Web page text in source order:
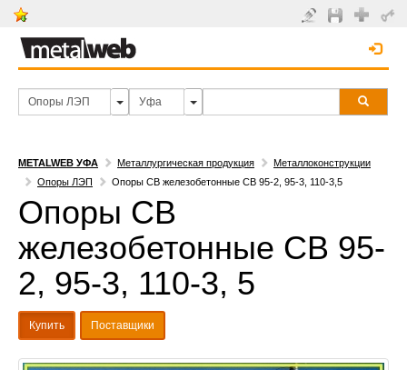
METALWEB УФА Металлургическая продукция
Металлоконструкции
Опоры ЛЭП
Опоры СВ железобетонные СВ 95-2, 95-3, 110-3,5
Опоры СВ
железобетонные СВ 95-
2, 95-3, 110-3, 5
Купить Поставщики